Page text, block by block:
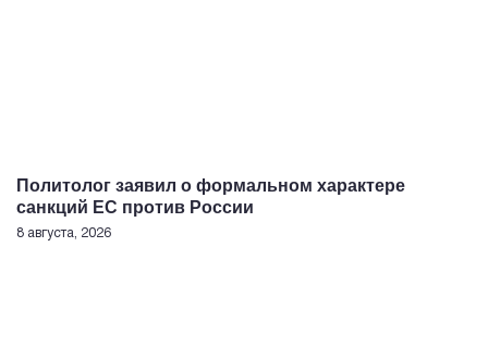
Политолог заявил о формальном характере
санкций ЕС против России
8 августа, 2026